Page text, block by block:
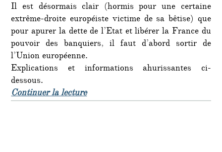
Il est désormais clair (hormis pour une certaine
extrême-droite européiste victime de sa bêtise) que
pour apurer la dette de l’Etat et libérer la France du
pouvoir des banquiers, il faut d’abord sortir de
l’Union européenne.
Explications et informations ahurissantes ci-
dessous.
Continuer la lecturede « Pourquoi et comment la